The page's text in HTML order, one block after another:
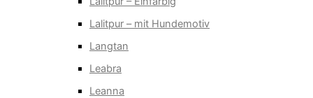
Lalitpur – mit Hundemotiv
Langtan
Leabra
Leanna